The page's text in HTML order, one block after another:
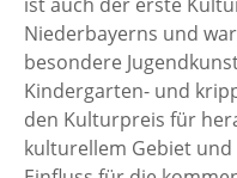
Niederbayerns und
besondere
Kindergarten- und
den Kulturpreis für
kulturellem Gebiet